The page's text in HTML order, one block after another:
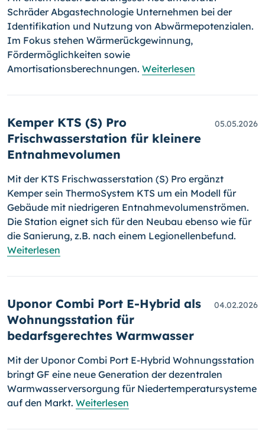
Schräder Abgastechnologie Unternehmen bei der
Identifikation und Nutzung von Abwärmepotenzialen.
Im Fokus stehen Wärmerückgewinnung,
Fördermöglichkeiten sowie
Amortisationsberechnungen. Weiterlesen
Kemper KTS (S) Pro
Frischwasserstation für kleinere
Entnahmevolumen
05.05.2026
Mit der KTS Frischwasserstation (S) Pro ergänzt
Kemper sein ThermoSystem KTS um ein Modell für
Gebäude mit niedrigeren Entnahmevolumenströmen.
Die Station eignet sich für den Neubau ebenso wie für
die Sanierung, z.B. nach einem Legionellenbefund.
Weiterlesen
Uponor Combi Port E-Hybrid als
Wohnungsstation für
bedarfsgerechtes Warmwasser
04.02.2026
Mit der Uponor Combi Port E-Hybrid Wohnungsstation
bringt GF eine neue Generation der dezentralen
Warmwasserversorgung für Niedertemperatursysteme
auf den Markt. Weiterlesen